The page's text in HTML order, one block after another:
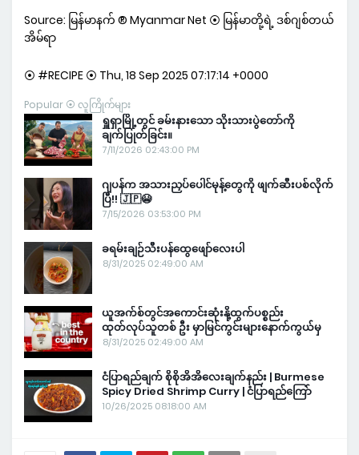
Source: မြန်မာနက် ® Myanmar Net ⦿ မြန်မာတို့ရဲ့ ဒစ်ဂျစ်တယ်
အိမ်ရာ
⦿ #RECIPE ⦿ Thu, 18 Sep 2025 07:17:14 +0000
Popular ⦿ လူကြိုက်များ
ရှူရှာမြို့တွင် ခမ်းနားသော သိုးသားပွဲတော်ကို
ချက်ပြုတ်ခြင်း။
7/11/2026 02:43:00 PM
ဂျပန်က အသားညှပ်ပေါင်မုန့်တွေကို ဖျက်ဆီးပစ်လိုက်
ပြီ!! 🇯🇵😭
7/15/2026 03:53:00 PM
ခရမ်းချဉ်သီးပန်ထွေဖျော်လေးပါ
8/31/2025 02:49:00 AM
ယူအက်စ်တွင်အကောင်းဆုံးနို့ထွက်ပစ္စည်း
ထုတ်လုပ်သူတစ် ဦး မှာမြင်ကွင်းများနောက်ကွယ်မှ
8/31/2025 02:49:00 AM
ငံပြာရည်ချက် စိုစိုအိအိလေးချက်နည်း | Burmese
Spicy Dried Shrimp Curry | ငံပြာရည်ကြော်
10/26/2025 08:18:00 AM